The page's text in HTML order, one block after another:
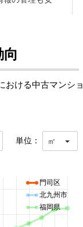
おける中古マンシ
単位： ㎡
門司区
北九州市
福岡県